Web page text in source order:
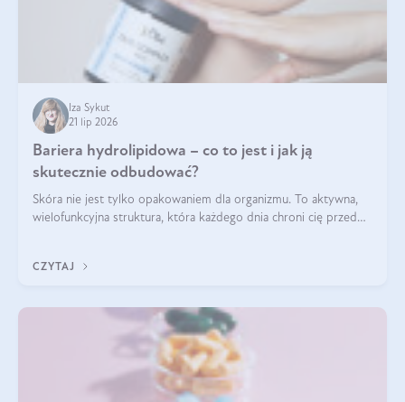
Iza Sykut
21 lip 2026
Bariera hydrolipidowa – co to jest i jak ją
skutecznie odbudować?
Skóra nie jest tylko opakowaniem dla organizmu. To aktywna,
wielofunkcyjna struktura, która każdego dnia chroni cię przed
bariera hydrolipidowa.
CZYTAJ